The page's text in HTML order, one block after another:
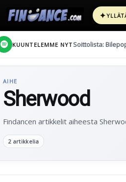
✦
KUUNTELEMME NYT Soittolista:
AIHE
Sherwood
Findancen artikkelit aiheesta
2 artikkelia